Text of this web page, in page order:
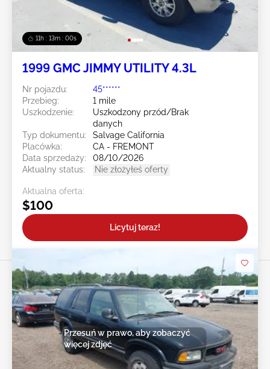
11h : 12m : 59s
1999 GMC JIMMY UTILITY 4.3L
Nr pojazdu:
45******
Przebieg:
1 mile
Uszkodzenie:
Uszkodzony przód/Brak
danych
Typ dokumentu:
Salvage California
Placówka:
CA - FREMONT
Data sprzedaży:
08/10/2026
Aktualny status:
Nie złożyłeś oferty
Aktualna oferta:
$100
Licytuj teraz!
Przesuń w prawo, aby zobaczyć
więcej zdjęć